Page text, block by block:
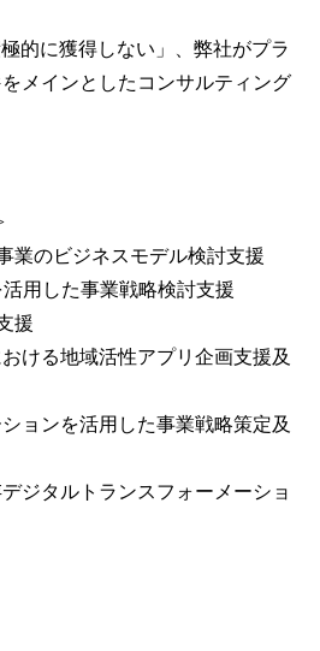
的に獲得しない」、弊社がプラ
メインとしたコンサルティング
業のビジネスモデル検討支援
用した事業戦略検討支援
援
ける地域活性アプリ企画支援及
ョンを活用した事業戦略策定及
ジタルトランスフォーメーショ